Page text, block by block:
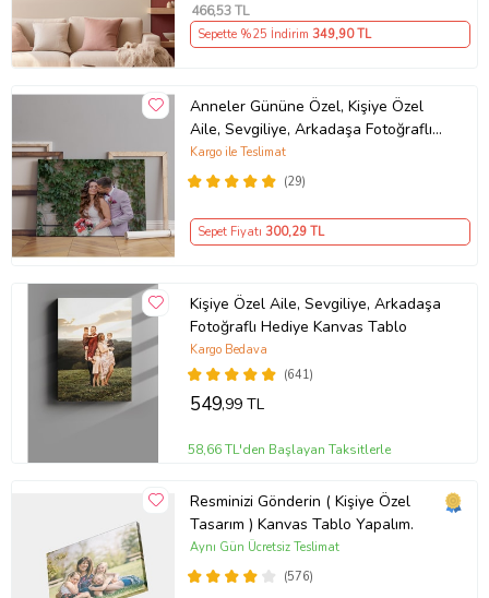
466,53 TL
Sepette %25 İndirim 349,90 TL
Anneler Gününe Özel, Kişiye Özel
Aile, Sevgiliye, Arkadaşa Fotoğraflı
Hediye Kanvas Tablo
(29)
Kargo ile Teslimat
Sepet Fiyatı 300,29 TL
Kişiye Özel Aile, Sevgiliye, Arkadaşa
Fotoğraflı Hediye Kanvas Tablo
(641)
Kargo Bedava
549,99 TL
58,66 TL'den Başlayan Taksitlerle
Resminizi Gönderin ( Kişiye Özel
Tasarım ) Kanvas Tablo Yapalım.
(576)
Aynı Gün Ücretsiz Teslimat